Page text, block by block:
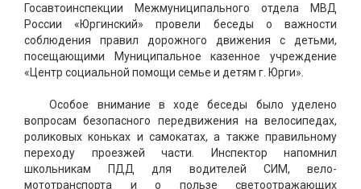
Госавтоинспекции Межмуниципального отдела МВД
России «Юргинский» провели беседы о важности
соблюдения правил дорожного движения с детьми,
посещающими Муниципальное казенное учреждение
«Центр социальной помощи семье и детям г. Юрги».
Особое внимание в ходе беседы было уделено
вопросам безопасного передвижения на велосипедах,
роликовых коньках и самокатах, а также правильному
переходу проезжей части. Инспектор напомнил
школьникам ПДД для водителей СИМ, вело-
мототранспорта и о пользе светоотражающих